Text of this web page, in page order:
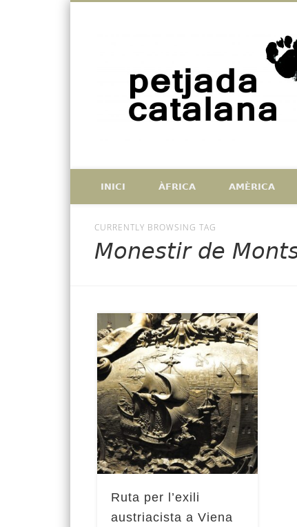
Històries de catalans que han deixat petjada a
INICI ÀFRICA AMÈRICA
CURRENTLY BROWSING TAG
Monestir de
Ruta per l’exili
austriacista a Viena